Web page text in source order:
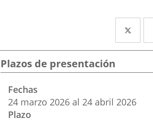
a
Plazos de presentación
Fechas
24 marzo 2026 al 24 abril 2026
Plazo